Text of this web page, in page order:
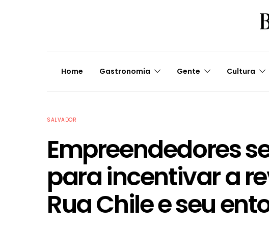
Home Gastronomia Gente Cultura
SALVADOR
Empreendedores
para incentivar a
Rua Chile e seu